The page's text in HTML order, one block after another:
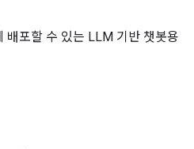
배포할 수 있는 LLM 기반 챗봇용